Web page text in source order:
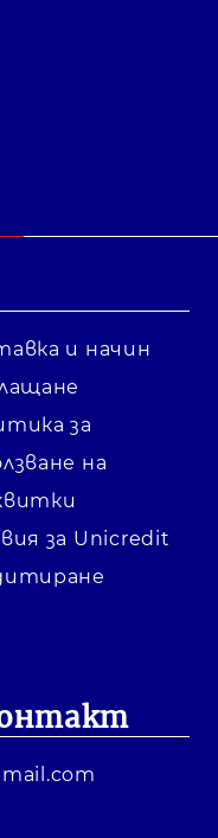
и начин
за
на
за Unicredit